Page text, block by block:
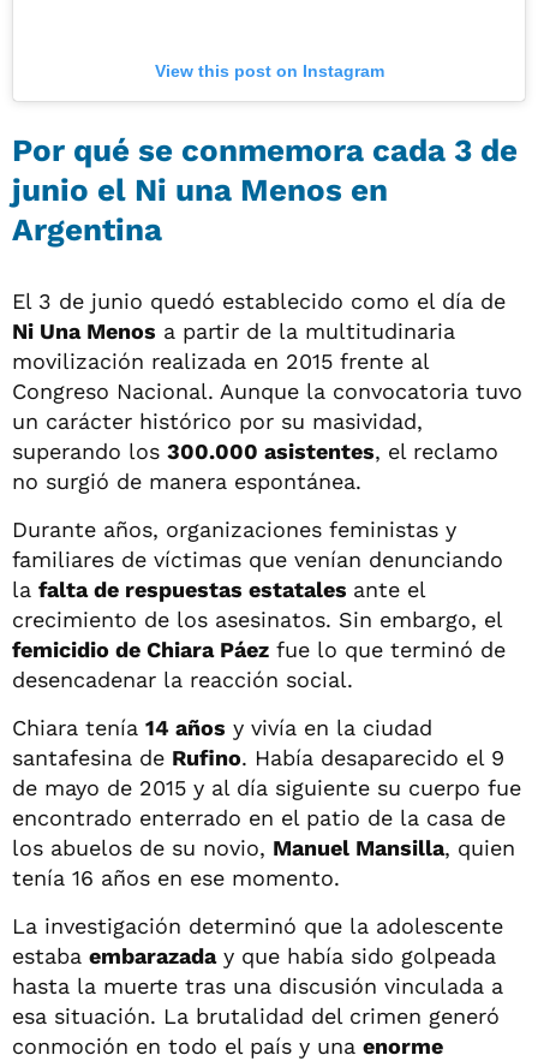
View this post on Instagram
Por qué se conmemora cada 3 de
junio el Ni una Menos en
Argentina
El 3 de junio quedó establecido como el día de
Ni Una Menos a partir de la multitudinaria
movilización realizada en 2015 frente al
Congreso Nacional. Aunque la convocatoria tuvo
un carácter histórico por su masividad,
superando los 300.000 asistentes, el reclamo
no surgió de manera espontánea.
Durante años, organizaciones feministas y
familiares de víctimas que venían denunciando
la falta de respuestas estatales ante el
crecimiento de los asesinatos. Sin embargo, el
femicidio de Chiara Páez fue lo que terminó de
desencadenar la reacción social.
Chiara tenía 14 años y vivía en la ciudad
santafesina de Rufino. Había desaparecido el 9
de mayo de 2015 y al día siguiente su cuerpo fue
encontrado enterrado en el patio de la casa de
los abuelos de su novio, Manuel Mansilla, quien
tenía 16 años en ese momento.
La investigación determinó que la adolescente
estaba embarazaday que había sido golpeada
hasta la muerte tras una discusión vinculada a
esa situación. La brutalidad del crimen generó
conmoción en todo el país y una enorme